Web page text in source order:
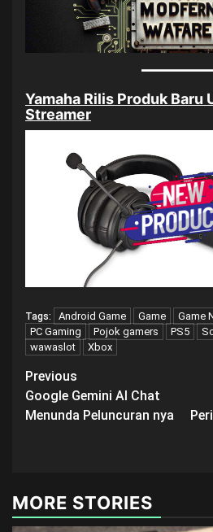
Yamaha Rilis Produk Baru
Streamer
Tags: Android Game Game Game
PC Gaming
Pojok gamers PS5
wawaslot
Xbox
Post
navigation
Previous
Google Gemini AI Chat
Menunda Peluncuran nya
MORE STORIES